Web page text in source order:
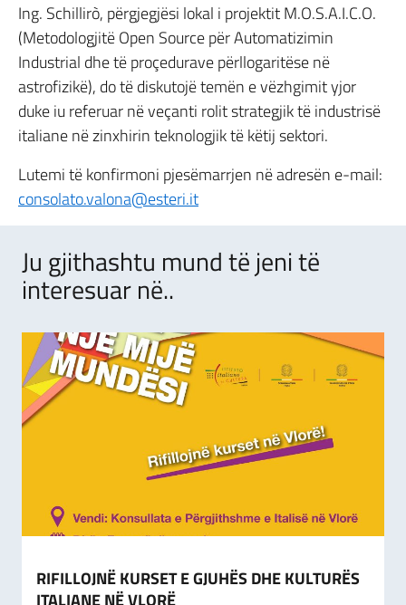
Ing. Schillirò, përgjegjësi lokal i projektit M.O.S.A.I.C.O.
(Metodologjitë Open Source për Automatizimin
Industrial dhe të proçedurave përllogaritëse në
astrofizikë), do të diskutojë temën e vëzhgimit yjor
duke iu referuar në veçanti rolit strategjik të industrisë
italiane në zinxhirin teknologjik të këtij sektori.
Lutemi të konfirmoni pjesëmarrjen në adresën e-mail:
consolato.valona@esteri.it
Ju gjithashtu mund të jeni të
interesuar në..
RIFILLOJNË KURSET E GJUHËS DHE KULTURËS
ITALIANE NË VLORË